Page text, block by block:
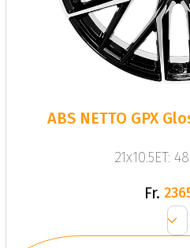
ABS NETTO GPX
21x10.5ET:
Fr.